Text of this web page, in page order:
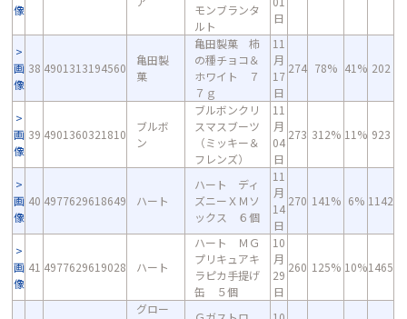
像
モンブランタ
ルト
日
画
像
38 4901313194560
亀田製
菓
亀田製菓 柿
の種チョコ＆
ホワイト ７
７ｇ
11
月
17
日
274 78% 41% 202
画
像
39 4901360321810
ブルボ
ン
ブルボンクリ
スマスブーツ
（ミッキー＆
フレンズ）
11
月
04
日
273 312% 11% 923
画
像
40 4977629618649 ハート
ハート ディ
ズニーＸＭソ
ックス ６個
11
月
14
日
270 141% 6% 1142
画
像
41 4977629619028 ハート
ハート ＭＧ
プリキュアキ
ラピカ手提げ
缶 ５個
10
月
29
日
260 125% 10%1465
グロー